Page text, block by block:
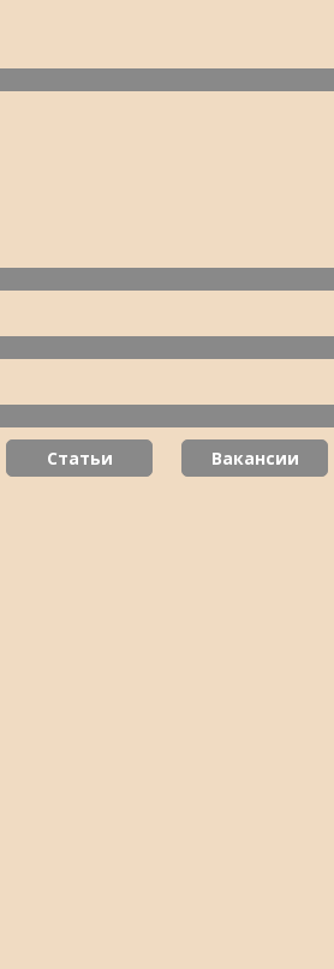
Статьи Вакансии